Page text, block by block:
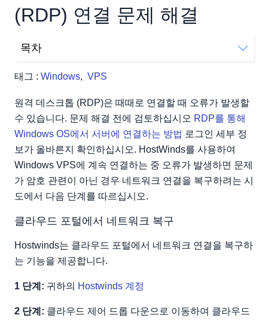
(RDP) 연결 문제 해결
태그 : Windows, VPS
목차
VNC 연결을 통해 복구
내 RDP 연결을 복구하는 것이 없습니다.
원격 데스크톱 (RDP)은 때때로 연결할 때 오류가 발생할
수 있습니다. 문제 해결 전에 검토하십시오 RDP를 통해
Windows OS에서 서버에 연결하는 방법 로그인 세부 정
보가 올바른지 확인하십시오. HostWinds를 사용하여
Windows VPS에 계속 연결하는 중 오류가 발생하면 문제
가 암호 관련이 아닌 경우 네트워크 연결을 복구하려는 시
도에서 다음 단계를 따르십시오.
클라우드 포털에서 네트워크 복구
Hostwinds는 클라우드 포털에서 네트워크 연결을 복구하
는 기능을 제공합니다.
1 단계: 귀하의 Hostwinds 계정
2 단계: 클라우드 제어 드롭 다운으로 이동하여 클라우드